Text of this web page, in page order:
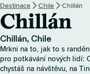
s
t
r
á
Destinace Chile Chillán
Chillán
Chillán, Chile
Mrkni na to, jak to s
pro potkávání nových lidí:
chystáš na návštěvu, na